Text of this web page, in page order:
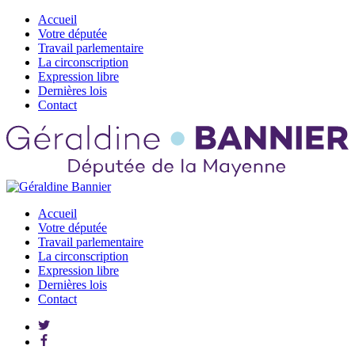
Accueil
Votre députée
Travail parlementaire
La circonscription
Expression libre
Dernières lois
Contact
Accueil
Votre députée
Travail parlementaire
La circonscription
Expression libre
Dernières lois
Contact